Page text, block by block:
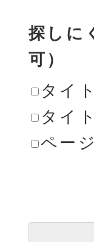
探しに
可）
タイ
タイ
ペー